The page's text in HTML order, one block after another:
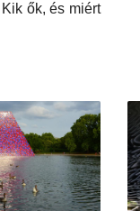
ők, és miért